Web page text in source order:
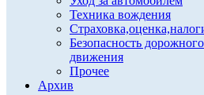
Техника вождения
Безопасность дорожного
движения
Прочее
Архив